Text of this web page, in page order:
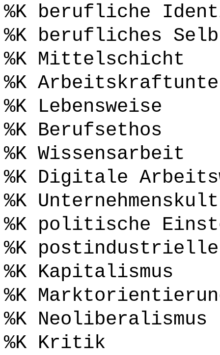
%K berufliche
%K berufliches
%K Mittelschicht
%K
%K Lebensweise
%K Berufsethos
%K Wissensarbeit
%K Digitale
%K
%K politische
%K
%K Kapitalismus
%K
%K Neoliberalismus
%K Kritik